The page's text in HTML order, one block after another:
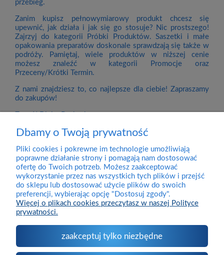
przebieg.
Zanim kupisz pełnowymiarowy produkt chcesz się
upewnić, jak działa i jak się go stosuje? Nic prostszego!
Zajrzyj do kategorii Próbki Produktów. Saszetki i małe
opakowania preparatów doskonale sprawdzają się także w
podróży. Pamiętaj, wiele produktów w niższej cenie
możesz znaleźć w kategorii Promocje oraz
Przeceny/Krótki Termin.
Z nami znajdziesz to, co najlepsze dla ciebie! Zapraszamy
do zakupów!
Dostawa
Pomoc
O firmie
Dbamy o Twoją prywatność
Pliki cookies i pokrewne im technologie umożliwiają
poprawne działanie strony i pomagają nam dostosować
ofertę do Twoich potrzeb. Możesz zaakceptować
wykorzystanie przez nas wszystkich tych plików i przejść
do sklepu lub dostosować użycie plików do swoich
preferencji, wybierając opcję "Dostosuj zgody".
Więcej o plikach cookies przeczytasz w naszej Polityce
prywatności.
zaakceptuj tylko niezbędne